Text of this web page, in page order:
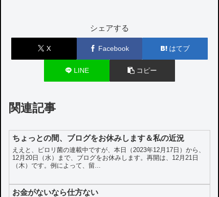
シェアする
X Facebook はてブ
LINE コピー
関連記事
ちょっとの間、ブログをお休みします＆私の近況
ええと、ピロリ菌の連載中ですが、本日（2023年12月17日）から、
12月20日（水）まで、ブログをお休みします。再開は、12月21日
（木）です。例によって、留...
お金がないなら仕方ない